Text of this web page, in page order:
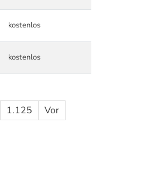
kostenlos
kostenlos
1.125 Vor